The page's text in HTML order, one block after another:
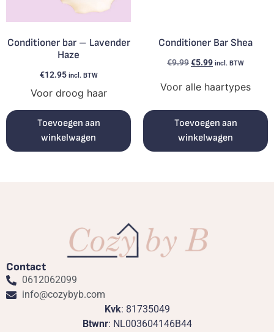
Conditioner bar – Lavender
Haze
€12.95 incl. BTW
Voor droog haar
Toevoegen aan
winkelwagen
Conditioner Bar Shea
€9.99€5.99 incl. BTW
Voor alle haartypes
Toevoegen aan
winkelwagen
Contact
0612062099
info@cozybyb.com
Kvk: 81735049
Btwnr: NL003604146B44